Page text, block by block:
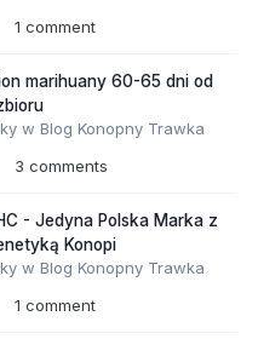
1 comment
marihuany 60-65 dni od
w Blog Konopny Trawka
3 comments
- Jedyna Polska Marka z
Konopi
w Blog Konopny Trawka
1 comment